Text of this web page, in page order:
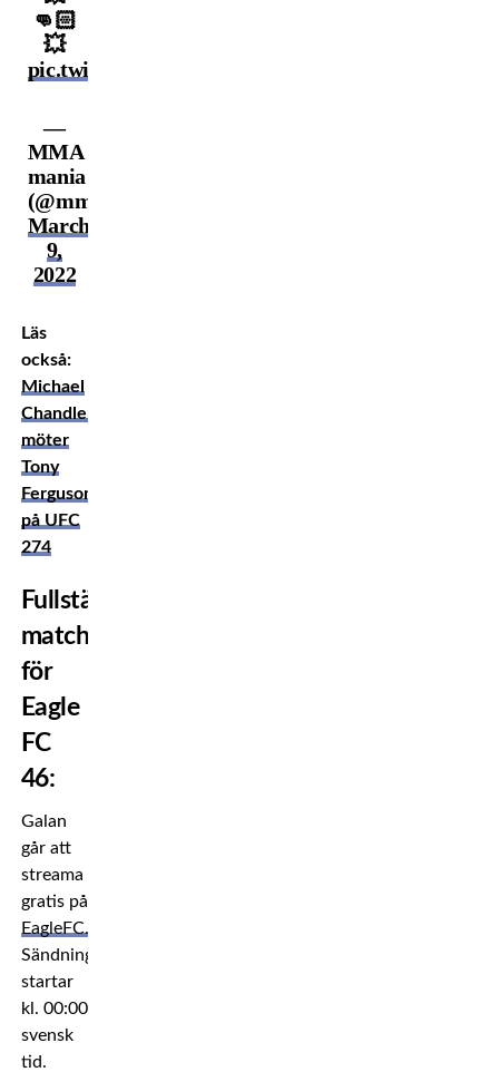
👊🏻
💥
pic.twitter.com/i1QQC76SpY
—
MMA
mania
(@mmamania)
March
9,
2022
Läs
också:
Michael
Chandler
möter
Tony
Ferguson
på UFC
274
Fullständigt
matchkort
för
Eagle
FC
46:
Galan
går att
streama
gratis på
EagleFC.com
Sändningen
startar
kl. 00:00
svensk
tid.